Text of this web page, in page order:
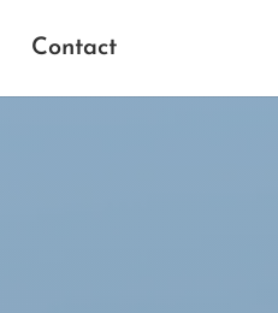
Contact